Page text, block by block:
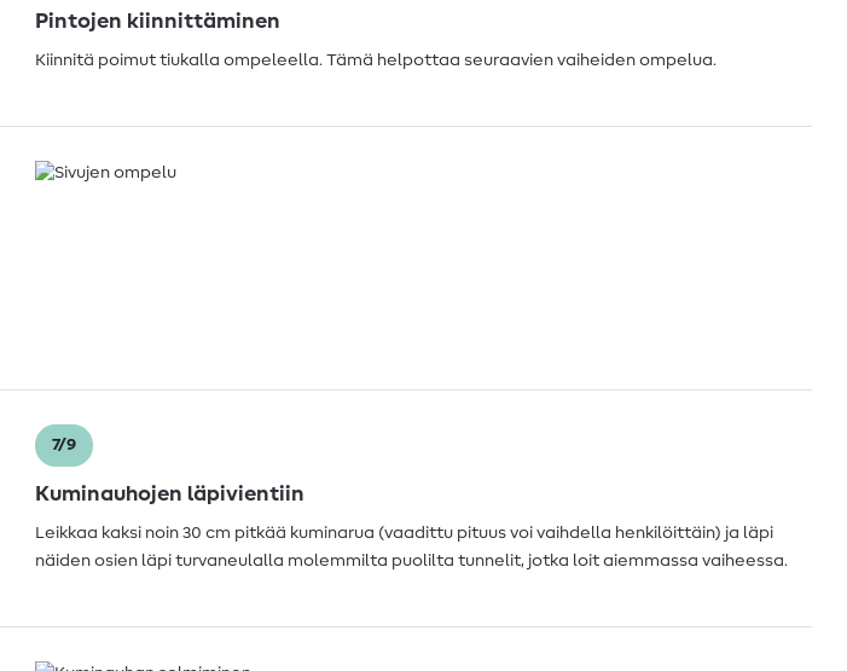
Pintojen kiinnittäminen
Kiinnitä poimut tiukalla ompeleella. Tämä helpottaa seuraavien vaiheiden ompelua.
7/9
Kuminauhojen läpivientiin
Leikkaa kaksi noin 30 cm pitkää kuminarua (vaadittu pituus voi vaihdella henkilöittäin) ja läpi
näiden osien läpi turvaneulalla molemmilta puolilta tunnelit, jotka loit aiemmassa vaiheessa.